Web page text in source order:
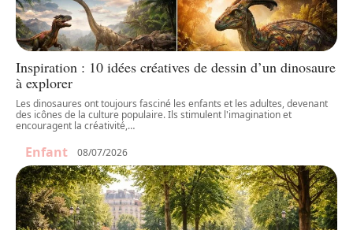
Inspiration : 10 idées créatives de dessin d’un dinosaure
à explorer
Les dinosaures ont toujours fasciné les enfants et les adultes, devenant
des icônes de la culture populaire. Ils stimulent l'imagination et
encouragent la créativité,…
Enfant 08/07/2026